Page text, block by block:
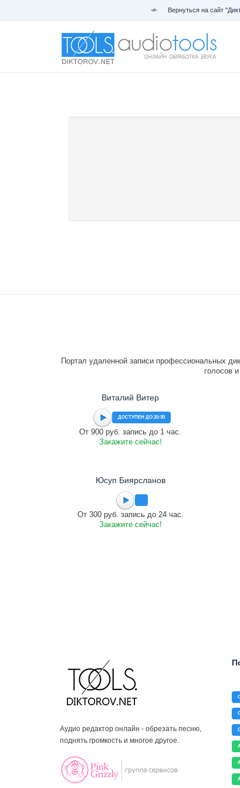
Вернуться на сайт
Портал удаленной записи профессиональных
голосов
Виталий Витер
ДОСТУПЕН ДО 20:30
От 900 руб. запись до 1 час.
Закажите сейчас!
Юсуп Биярсланов
От 300 руб. запись до 24 час.
Закажите сейчас!
Аудио редактор онлайн - обрезать песню,
поднять громкость и многое другое.